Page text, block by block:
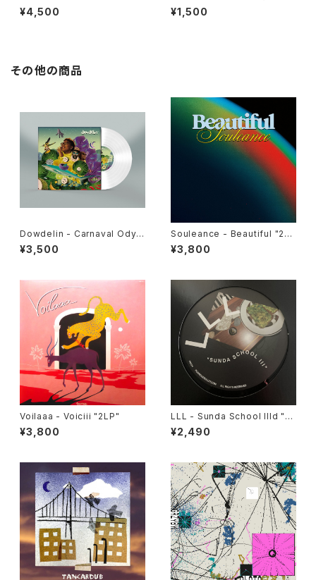
P"
¥4,500
コード屋がやりたくてCD出しま
した
¥1,500
その他の商品
Dowdelin - Carnaval Odys
sey "LP"
¥3,500
Souleance - Beautiful "2L
P"
¥3,800
Voilaaa - Voiciii "2LP"
¥3,800
LLL - Sunda School IIId "1
2"
¥2,490